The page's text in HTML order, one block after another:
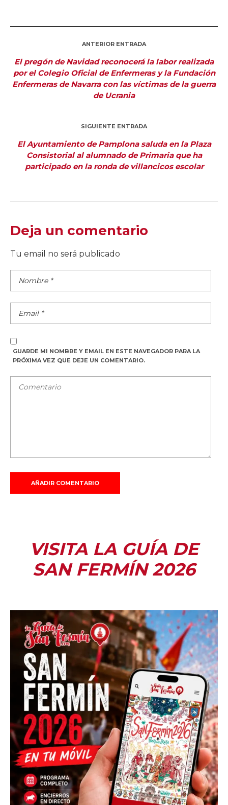
ANTERIOR ENTRADA
El pregón de Navidad reconocerá la labor realizada
por el Colegio Oficial de Enfermeras y la Fundación
Enfermeras de Navarra con las víctimas de la guerra
de Ucrania
SIGUIENTE ENTRADA
El Ayuntamiento de Pamplona saluda en la Plaza
Consistorial al alumnado de Primaria que ha
participado en la ronda de villancicos escolar
Deja un comentario
Tu email no será publicado
GUARDE MI NOMBRE Y EMAIL EN ESTE NAVEGADOR PARA LA
PRÓXIMA VEZ QUE DEJE UN COMENTARIO.
VISITA LA GUÍA DE
SAN FERMÍN 2026